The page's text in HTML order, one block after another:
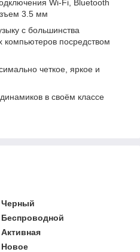
Wi-Fi, Bluetooth
3.5 мм
с большинства
посредством
четкое, яркое и
в своём классе
Черный
Беспроводной
Активная
Новое